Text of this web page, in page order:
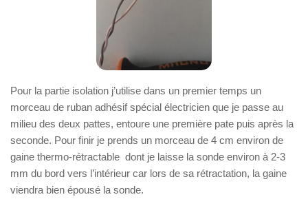
Pour la partie isolation j’utilise dans un premier temps un
morceau de ruban adhésif spécial électricien que je passe au
milieu des deux pattes, entoure une première pate puis après la
seconde. Pour finir je prends un morceau de 4 cm environ de
gaine thermo-rétractable dont je laisse la sonde environ à 2-3
mm du bord vers l’intérieur car lors de sa rétractation, la gaine
viendra bien épousé la sonde.